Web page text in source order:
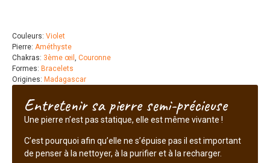
Couleurs: Violet
Pierre: Améthyste
Chakras: 3ème œil , Couronne
Formes: Bracelets
Origines: Madagascar
Entretenir sa pierre semi-précieuse
Une pierre n’est pas statique, elle est même vivante !
C’est pourquoi afin qu’elle ne s’épuise pas il est important
de penser à la nettoyer, à la purifier et à la recharger.